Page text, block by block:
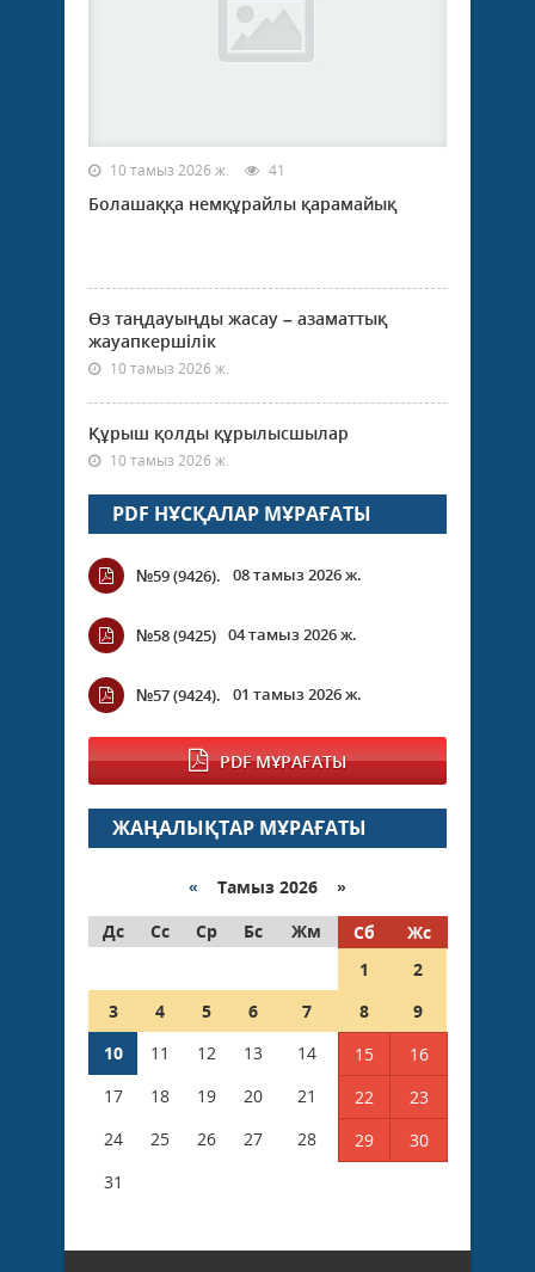
10 тамыз 2026 ж. 41
Болашаққа немқұрайлы қарамайық
Өз таңдауыңды жасау – азаматтық
жауапкершілік
10 тамыз 2026 ж.
Құрыш қолды құрылысшылар
10 тамыз 2026 ж.
PDF НҰСҚАЛАР МҰРАҒАТЫ
№59 (9426). 08 тамыз 2026 ж.
№58 (9425) 04 тамыз 2026 ж.
№57 (9424). 01 тамыз 2026 ж.
PDF МҰРАҒАТЫ
ЖАҢАЛЫҚТАР МҰРАҒАТЫ
« Тамыз 2026 »
Дс
Сс Ср Бс Жм Сб
Жс
1
2
3
4 5 6 7 8
9
10
11 12 13 14 15
16
17
18 19 20 21 22
23
24
25 26 27 28 29
30
31